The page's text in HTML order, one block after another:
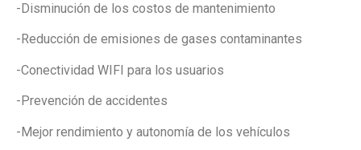
-Disminución de los costos de mantenimiento
-Reducción de emisiones de gases contaminantes
-Conectividad WIFI para los usuarios
-Prevención de accidentes
-Mejor rendimiento y autonomía de los vehículos